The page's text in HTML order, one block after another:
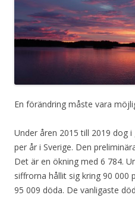
En förändring måste vara
Under åren 2015 till 2019 dog
per år i Sverige. Den
Det är en ökning med 6 784.
siffrorna hållit sig kring 90 000
95 009 döda. De vanligaste